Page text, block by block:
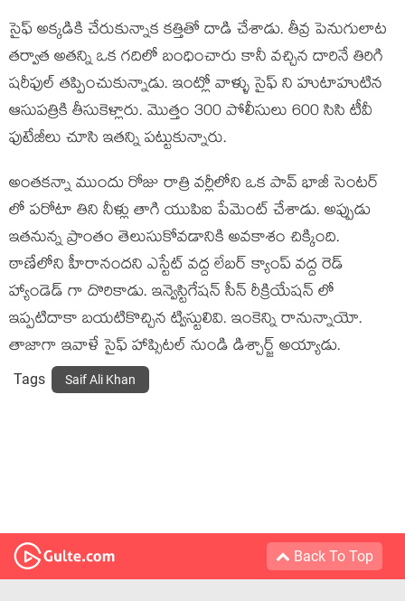
సైఫ్ అక్కడికి చేరుకున్నాక కత్తితో దాడి చేశాడు. తీవ్ర పెనుగులాట
తర్వాత అతన్ని ఒక గదిలో బంధించారు కానీ వచ్చిన దారినే తిరిగి
షరీఫుల్ తప్పించుకున్నాడు. ఇంట్లో వాళ్ళు సైఫ్ ని హుటాహుటిన
ఆసుపత్రికి తీసుకెళ్లారు. మొత్తం 300 పోలీసులు 600 సిసి టీవీ
ఫుటేజీలు చూసి ఇతన్ని పట్టుకున్నారు.
అంతకన్నా ముందు రోజు రాత్రి వర్లీలోని ఒక పావ్ భాజీ సెంటర్
లో పరోటా తిని నీళ్లు తాగి యుపిఐ పేమెంట్ చేశాడు. అప్పుడు
ఇతనున్న ప్రాంతం తెలుసుకోవడానికి అవకాశం చిక్కింది.
ఠాణేలోని హీరానందని ఎస్టేట్ వద్ద లేబర్ క్యాంప్ వద్ద రెడ్
హ్యాండెడ్ గా దొరికాడు. ఇన్వెస్టిగేషన్ సీన్ రీక్రియేషన్ లో
ఇప్పటిదాకా బయటికొచ్చిన ట్విస్టులివి. ఇంకెన్ని రానున్నాయో.
తాజాగా ఇవాళే సైఫ్ హాప్సిటల్ నుండి డిశ్చార్జ్ అయ్యాడు.
Tags Saif Ali Khan
Back To Top